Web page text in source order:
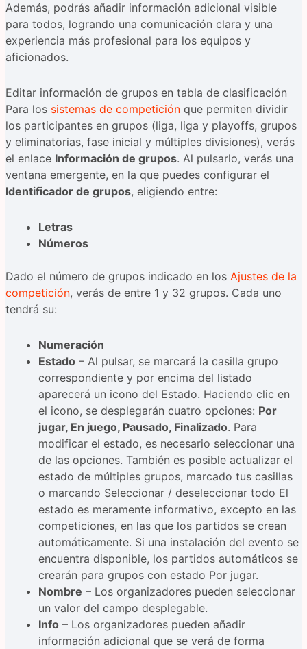
Además, podrás añadir información adicional visible
para todos, logrando una comunicación clara y una
experiencia más profesional para los equipos y
aficionados.
Editar información de grupos en tabla de clasificación
Para los sistemas de competiciónque permiten dividir
los participantes en grupos (liga, liga y playoffs, grupos
y eliminatorias, fase inicial y múltiples divisiones), verás
el enlace Información de grupos. Al pulsarlo, verás una
ventana emergente, en la que puedes configurar el
Identificador de grupos, eligiendo entre:
Letras
Números
Dado el número de grupos indicado en los Ajustes de la
competición, verás de entre 1 y 32 grupos. Cada uno
tendrá su:
Numeración
Estado– Al pulsar, se marcará la casilla grupo
correspondiente y por encima del listado
aparecerá un icono del Estado. Haciendo clic en
el icono, se desplegarán cuatro opciones: Por
jugar, En juego, Pausado, Finalizado. Para
modificar el estado, es necesario seleccionar una
de las opciones. También es posible actualizar el
estado de múltiples grupos, marcado tus casillas
o marcando Seleccionar / deseleccionar todo El
estado es meramente informativo, excepto en las
competiciones, en las que los partidos se crean
automáticamente. Si una instalación del evento se
encuentra disponible, los partidos automáticos se
crearán para grupos con estado Por jugar.
Nombre – Los organizadores pueden seleccionar
un valor del campo desplegable.
Info– Los organizadores pueden añadir
información adicional que se verá de forma